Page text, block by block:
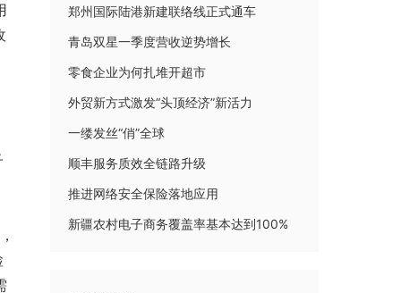
郑州国际陆港新建联络线正式通车
青岛双星一季度营收逆势增长
零食企业为何扎堆开超市
外贸新方式激发“头顶经济”新活力
一缕发丝“俏”全球
顺丰服务质效全链路升级
推进网络安全保险落地应用
新疆农村电子商务覆盖率基本达到100%